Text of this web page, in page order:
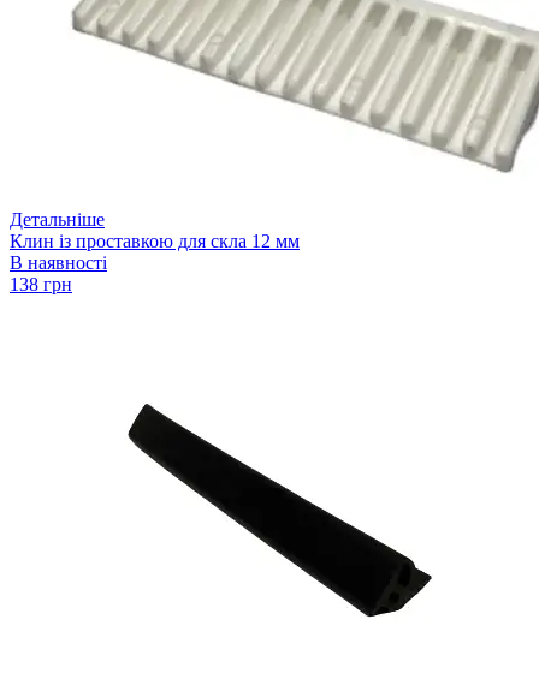
Детальніше
Клин із проставкою для скла 12 мм
В наявності
138 грн